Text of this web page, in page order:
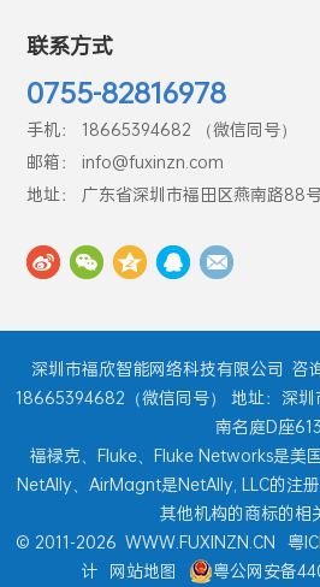
联系方式
0755-82816978
手机： 18665394682 （微信同号）
邮箱： info@fuxinzn.com
地址： 广东省深圳市福田区燕南路88
深圳市福欣智能网络科技有限公司 咨
18665394682（微信同号） 地址：深
南名庭D座613
福禄克、Fluke、Fluke Networks是美
NetAlly、AirMagnt是NetAlly, LLC的注
其他机构的商标的相
© 2011-2026 WWW.FUXINZN.CN 粤
计 网站地图
粤公网安备